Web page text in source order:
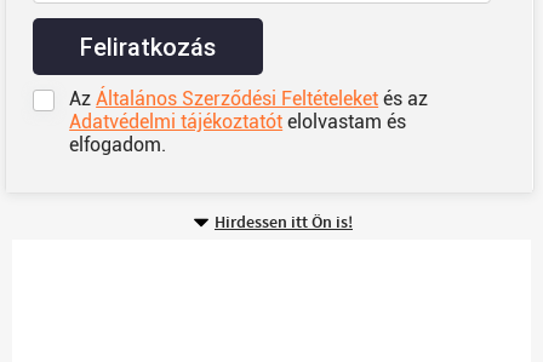
Feliratkozás
AzÁltalános Szerződési Feltételeket és az
Adatvédelmi tájékoztatót elolvastam és
elfogadom.
Hirdessen itt Ön is!